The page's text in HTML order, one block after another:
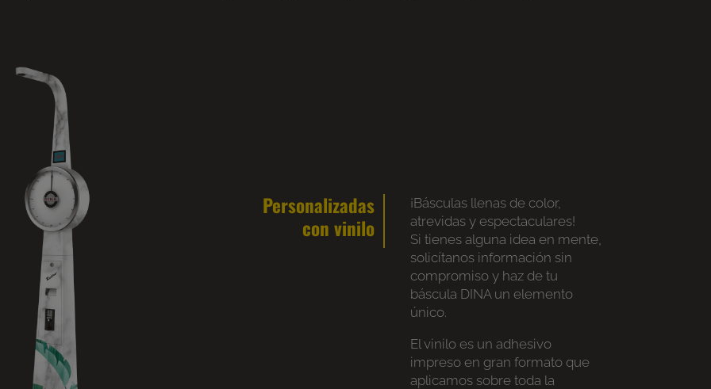
Personalizadas
con vinilo
¡Básculas llenas de color,
atrevidas y espectaculares!
Si tienes alguna idea en mente,
solicítanos información sin
compromiso y haz de tu
báscula DINA un elemento
único.
El vinilo es un adhesivo
impreso en gran formato que
aplicamos sobre toda la